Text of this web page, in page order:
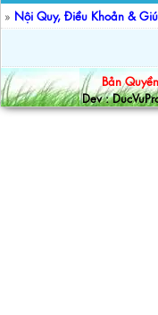
» Nội Quy, Điều Khoản &
Bản Quyền
Dev :